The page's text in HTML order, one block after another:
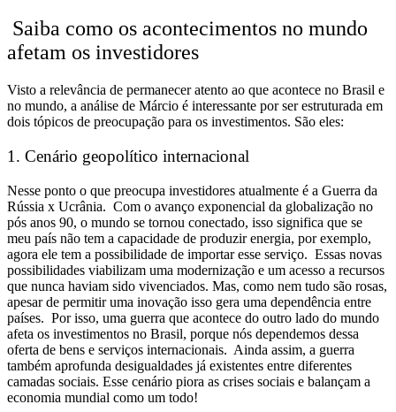
Saiba como os acontecimentos no mundo
afetam os investidores
Visto a relevância de permanecer atento ao que acontece no Brasil e
no mundo, a análise de Márcio é interessante por ser estruturada em
dois tópicos de preocupação para os investimentos. São eles:
1. Cenário geopolítico internacional
Nesse ponto o que preocupa investidores atualmente é a Guerra da
Rússia x Ucrânia. Com o avanço exponencial da globalização no
pós anos 90, o mundo se tornou conectado, isso significa que se
meu país não tem a capacidade de produzir energia, por exemplo,
agora ele tem a possibilidade de importar esse serviço. Essas novas
possibilidades viabilizam uma modernização e um acesso a recursos
que nunca haviam sido vivenciados. Mas, como nem tudo são rosas,
apesar de permitir uma inovação isso gera uma dependência entre
países. Por isso, uma guerra que acontece do outro lado do mundo
afeta os investimentos no Brasil, porque nós dependemos dessa
oferta de bens e serviços internacionais. Ainda assim, a guerra
também aprofunda desigualdades já existentes entre diferentes
camadas sociais. Esse cenário piora as crises sociais e balançam a
economia mundial como um todo!